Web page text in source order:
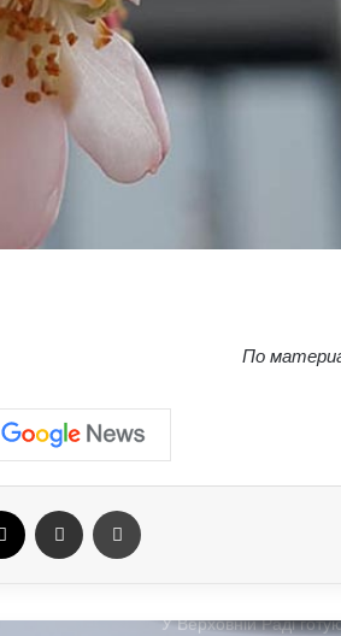
По
Отправить e-mail
У Польщі знову побили
чому випадків агресії
що про це говорять
витік небезпечної
впливає на організм: